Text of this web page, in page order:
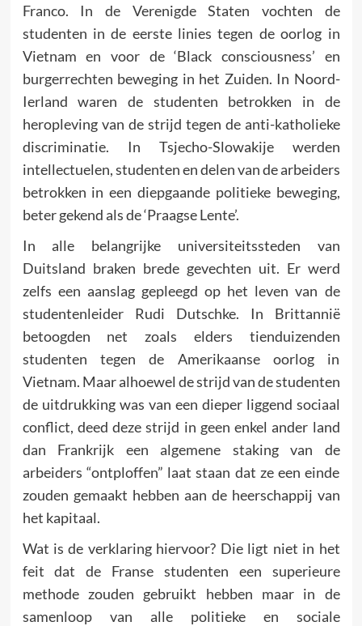
Franco. In de Verenigde Staten vochten de
studenten in de eerste linies tegen de oorlog in
Vietnam en voor de ‘Black consciousness’ en
burgerrechten beweging in het Zuiden. In Noord-
Ierland waren de studenten betrokken in de
heropleving van de strijd tegen de anti-katholieke
discriminatie. In Tsjecho-Slowakije werden
intellectuelen, studenten en delen van de arbeiders
betrokken in een diepgaande politieke beweging,
beter gekend als de ‘Praagse Lente’.
In alle belangrijke universiteitssteden van
Duitsland braken brede gevechten uit. Er werd
zelfs een aanslag gepleegd op het leven van de
studentenleider Rudi Dutschke. In Brittannië
betoogden net zoals elders tienduizenden
studenten tegen de Amerikaanse oorlog in
Vietnam. Maar alhoewel de strijd van de studenten
de uitdrukking was van een dieper liggend sociaal
conflict, deed deze strijd in geen enkel ander land
dan Frank­rijk een algemene staking van de
arbeiders “ontploffen” laat staan dat ze een einde
zouden gemaakt hebben aan de heerschappij van
het kapitaal.
Wat is de verklaring hiervoor? Die ligt niet in het
feit dat de Franse studenten een superieure
methode zouden gebruikt hebben maar in de
samenloop van alle politieke en sociale